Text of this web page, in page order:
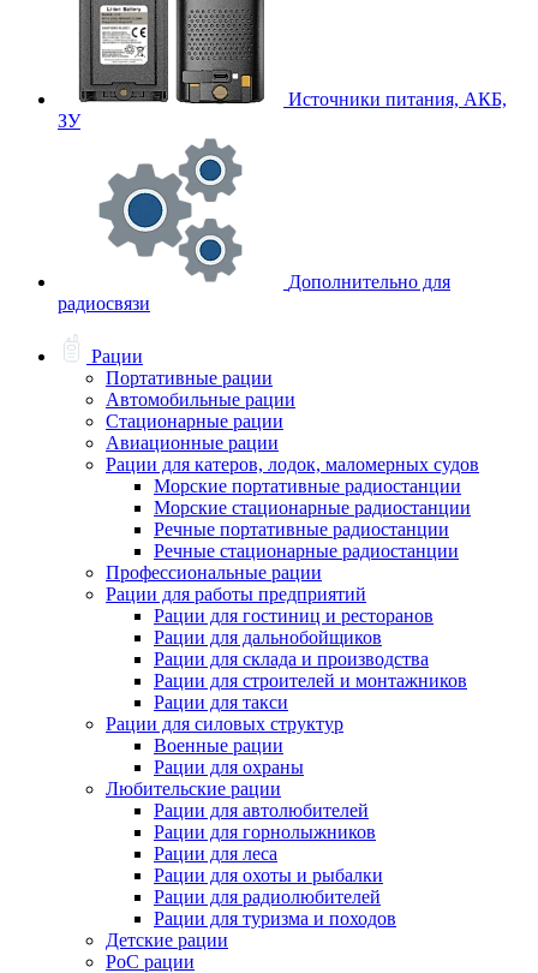
Источники питания, АКБ,
ЗУ
Дополнительно для
радиосвязи
Рации
Портативные рации
Автомобильные рации
Стационарные рации
Авиационные рации
Рации для катеров, лодок, маломерных судов
Морские портативные радиостанции
Морские стационарные радиостанции
Речные портативные радиостанции
Речные стационарные радиостанции
Профессиональные рации
Рации для работы предприятий
Рации для гостиниц и ресторанов
Рации для дальнобойщиков
Рации для склада и производства
Рации для строителей и монтажников
Рации для такси
Рации для силовых структур
Военные рации
Рации для охраны
Любительские рации
Рации для автолюбителей
Рации для горнолыжников
Рации для леса
Рации для охоты и рыбалки
Рации для радиолюбителей
Рации для туризма и походов
Детские рации
PoC рации